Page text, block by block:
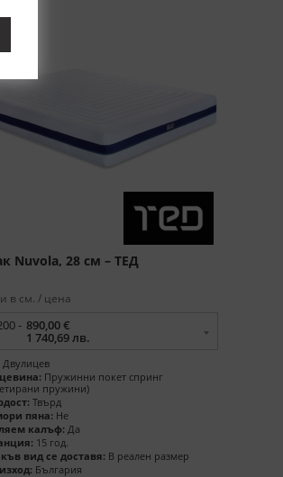
Nuvola, 28 см – ТЕД
в см. / цена
- 890,00 €
1 740,69 лв.
Двулицев
Пружинни покет спринг
пружини)
Твърд
пяна: Не
калъф: Да
15 год.
вид се доставя: В реален размер
България